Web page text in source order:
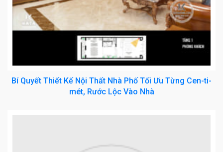
Bí Quyết Thiết Kế Nội Thất Nhà Phố Tối Ưu Từng Cen-ti-
mét, Rước Lộc Vào Nhà